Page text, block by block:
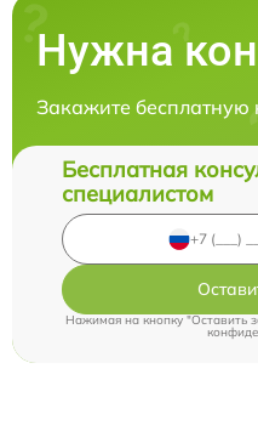
Нужна
Закажите бесплатную
Бесплатная
специалистом
Нажимая на кнопку "Оставить